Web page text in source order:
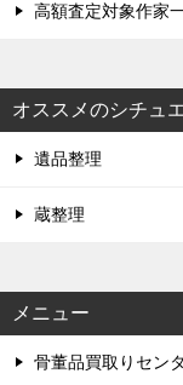
高額査定対象作家
オススメのシチュ
遺品整理
蔵整理
メニュー
骨董品買取りセン